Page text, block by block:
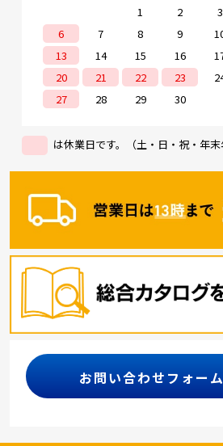
1
2 3
6
7 8 9
13
14 15 16
20
21 22 23
27
28 29 30
は休業日です。（土・日・祝・年末
お問い合わせフォー